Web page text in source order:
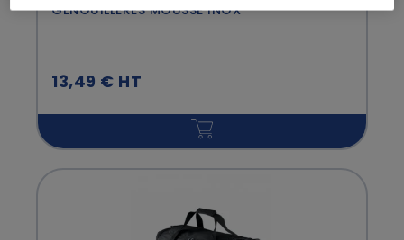
GENOUILLERES MOUSSE INOX
13,49 € HT